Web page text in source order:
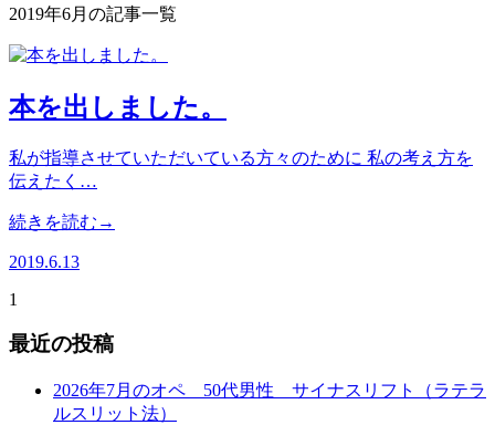
2019年6月の記事一覧
本を出しました。
私が指導させていただいている方々のために 私の考え方を
伝えたく…
続きを読む→
2019.6.13
1
最近の投稿
2026年7月のオペ 50代男性 サイナスリフト（ラテラ
ルスリット法）